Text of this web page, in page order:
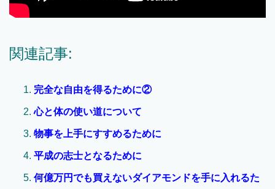
関連記事:
完全な自由を得るために②
心と体の使い道について
物事を上手にすすめるために
平成の志士となるために
何億万円でも買えないダイアモンドを手に入れるた